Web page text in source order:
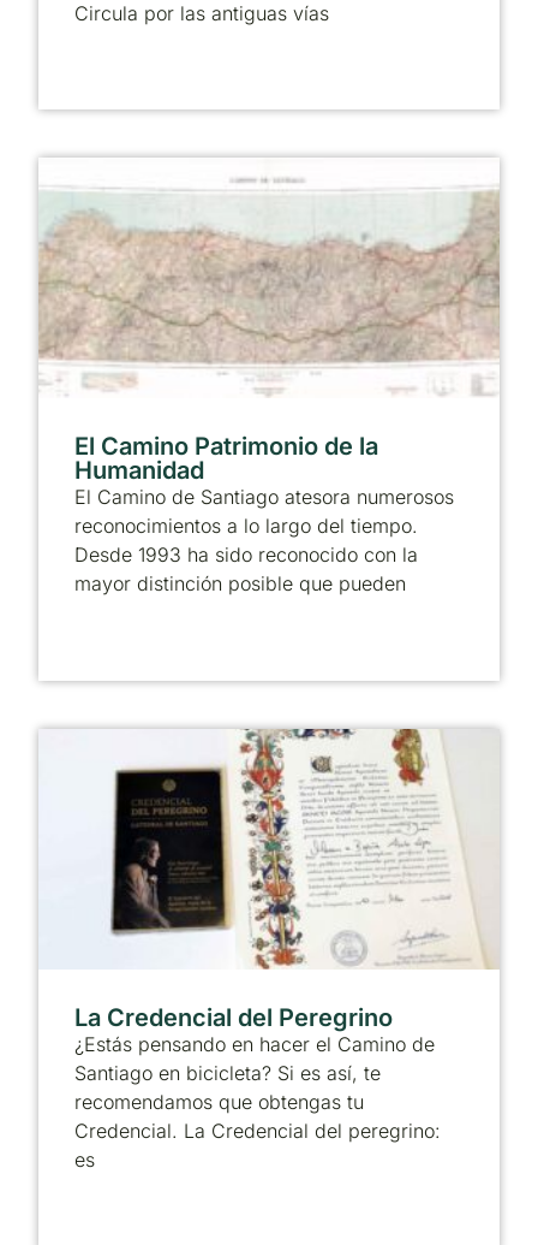
Circula por las antiguas vías
El Camino Patrimonio de la
Humanidad
El Camino de Santiago atesora numerosos
reconocimientos a lo largo del tiempo.
Desde 1993 ha sido reconocido con la
mayor distinción posible que pueden
La Credencial del Peregrino
¿Estás pensando en hacer el Camino de
Santiago en bicicleta? Si es así, te
recomendamos que obtengas tu
Credencial. La Credencial del peregrino:
es